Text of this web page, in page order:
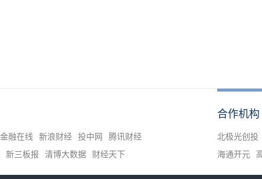
融在线 新浪财经 投中网
腾讯财经
新三板报 清博大数据 财经天下
合作机构
北极光创投
海通开元